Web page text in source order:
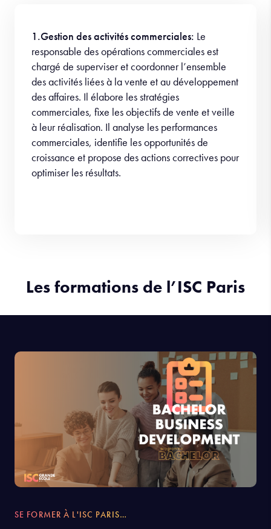
1.Gestion des activités commerciales: Le
responsable des opérations commerciales est
chargé de superviser et coordonner l’ensemble
des activités liées à la vente et au développement
des affaires. Il élabore les stratégies
commerciales, fixe les objectifs de vente et veille
à leur réalisation. Il analyse les performances
commerciales, identifie les opportunités de
croissance et propose des actions correctives pour
optimiser les résultats.
Les formations de l’ISC Paris
SE FORMER À L'ISC PARIS…